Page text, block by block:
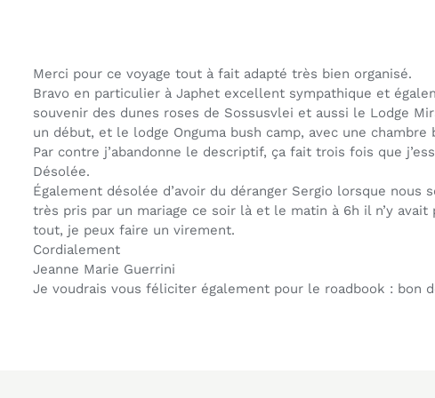
Merci pour ce voyage tout à fait adapté très bien organisé.
Bravo en particulier à Japhet excellent sympathique et
souvenir des dunes roses de Sossusvlei et aussi le Lodge
un début, et le lodge Onguma bush camp, avec une chambre
Par contre j’abandonne le descriptif, ça fait trois fois que
Désolée.
Également désolée d’avoir du déranger Sergio lorsque nous
très pris par un mariage ce soir là et le matin à 6h il n’y
tout, je peux faire un virement.
Cordialement
Jeanne Marie Guerrini
Je voudrais vous féliciter également pour le roadbook : bon